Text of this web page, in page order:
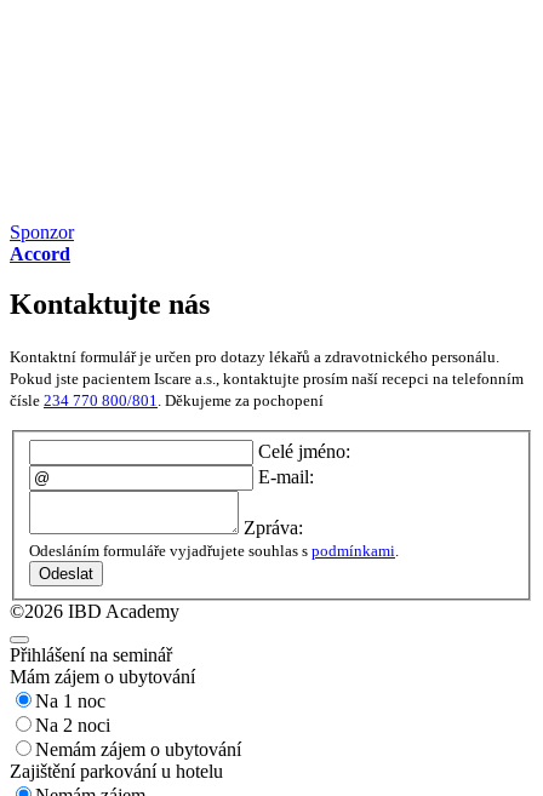
Sponzor
Accord
Kontaktujte nás
Kontaktní formulář je určen pro dotazy lékařů a zdravotnického personálu.
Pokud jste pacientem Iscare a.s., kontaktujte prosím naší recepci na telefonním
čísle 234 770 800/801. Děkujeme za pochopení
Celé jméno:
E-mail:
Zpráva:
Odesláním formuláře vyjadřujete souhlas s podmínkami
Odeslat
©2026 IBD Academy
Přihlášení na seminář
Mám zájem o ubytování
Na 1 noc
Na 2 noci
Nemám zájem o ubytování
Zajištění parkování u hotelu